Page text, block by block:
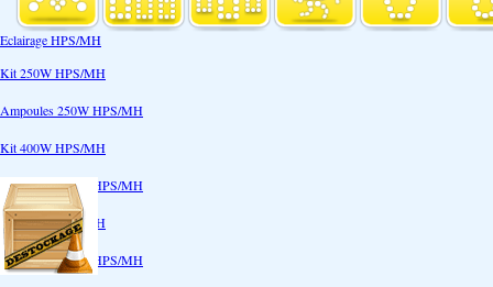
Eclairage HPS/MH
Kit 250W HPS/MH
Ampoules 250W HPS/MH
Kit 400W HPS/MH
Ampoules 400W HPS/MH
Kit 600W HPS/MH
Ampoules 600W HPS/MH